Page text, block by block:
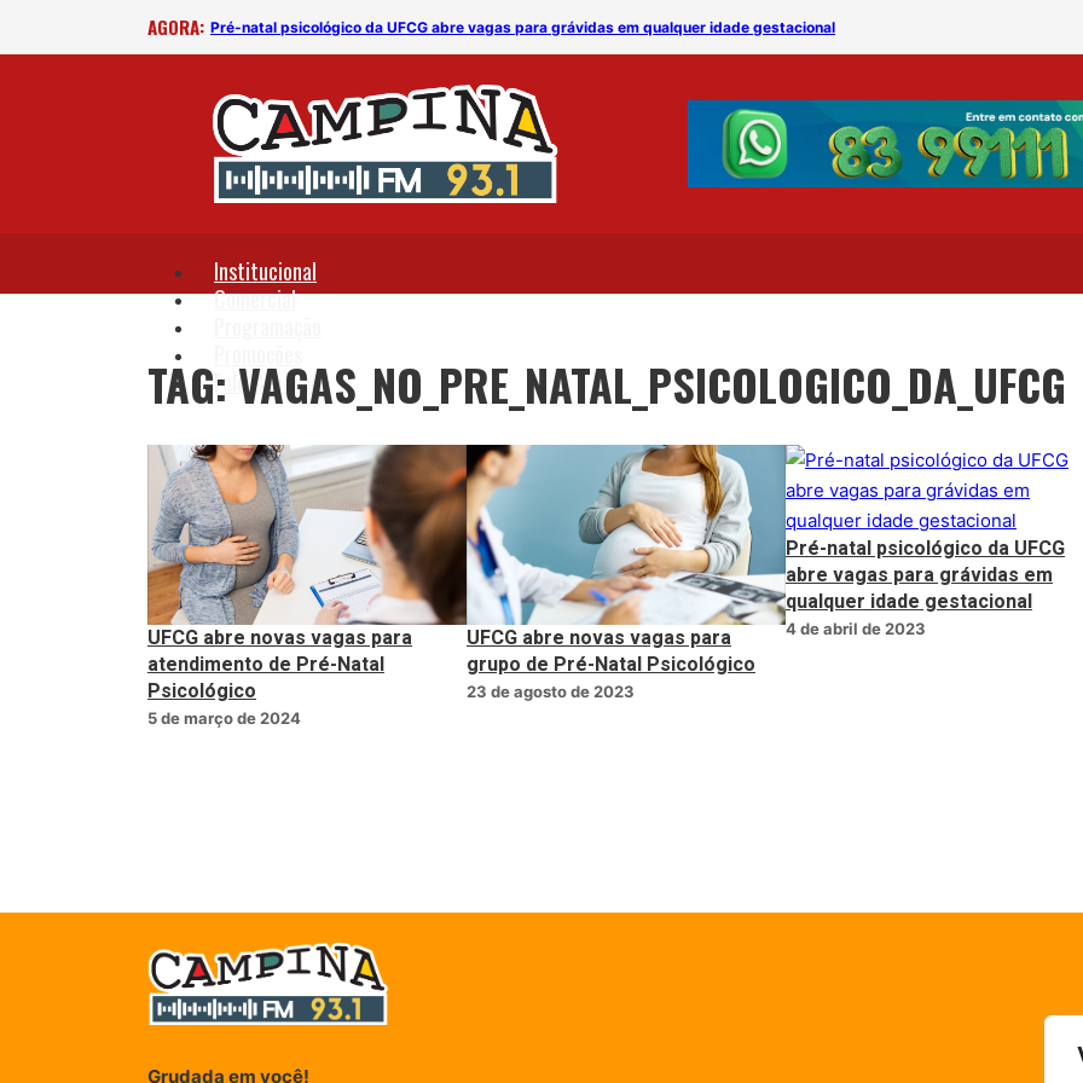
AGORA: Pré-natal psicológico da UFCG abre vagas para grávidas em qualquer idade gestacional UFCG abre novas vagas
Institucional
Comercial
Fale Conosco
TAG: VAGAS_NO_PRE_NATAL_PSICOLOGICO_DA_UFCG
UFCG abre novas vagas para
atendimento de Pré-Natal
Psicológico
5 de março de 2024
UFCG abre novas vagas para
grupo de Pré-Natal Psicológico
23 de agosto de 2023
Pré-natal psicológico da UFCG
abre vagas para grávidas em
qualquer idade gestacional
4 de abril de 2023
Grudada em você!